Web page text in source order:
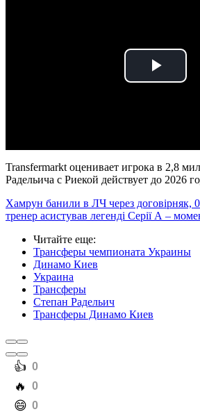
Play
Transfermarkt оценивает игрока в 2,8
Радельича с Риекой действует до 2026
Хамрун банили в ЛЧ через договірняк,
тренер асистував легенді Серії А –
Читайте еще:
Трансферы чемпионата Украины
Динамо Киев
Украина
Трансферы
Степан Радельич
Трансферы Динамо Киев
️👍 0
️🔥 0
️😄 0